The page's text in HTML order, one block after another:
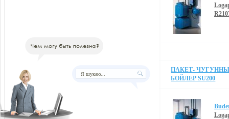
ПАКЕТ- ЧУГУННЫЙ
БОЙЛЕР SU200